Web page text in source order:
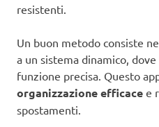
resistenti.
Un buon metodo consiste
a un sistema dinamico,
funzione precisa. Questo
organizzazione efficace e
spostamenti.